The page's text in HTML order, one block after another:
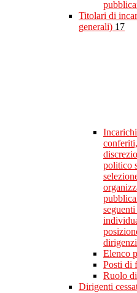
Titolari di
generali) 17
politico
Elenco
Posti di
Ruolo
Dirigenti